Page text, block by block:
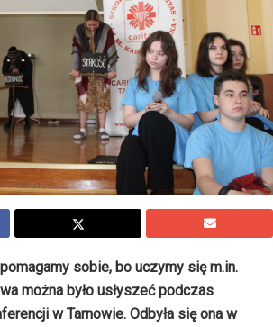
sobie, bo uczymy się m.in.
można było usłyszeć podczas
w Tarnowie. Odbyła się ona w